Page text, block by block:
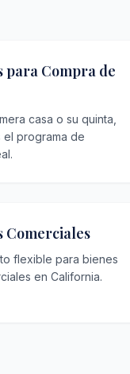
para Compra de
casa o su quinta,
el programa de
Comerciales
flexible para bienes
en California.